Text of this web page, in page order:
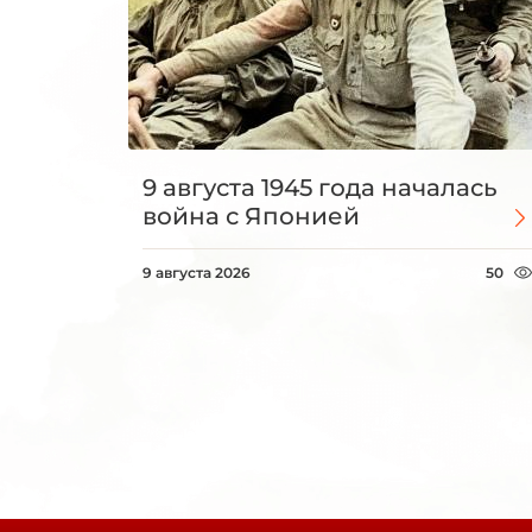
9 августа 1945 года началась
война с Японией
9 августа 2026 50